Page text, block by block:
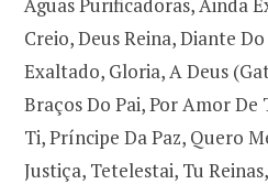
Creio, Deus Reina, Diante
Exaltado, Gloria, A Deus
Braços Do Pai, Por Amor De
Ti, Príncipe Da Paz, Quero
Justiça, Tetelestai, Tu